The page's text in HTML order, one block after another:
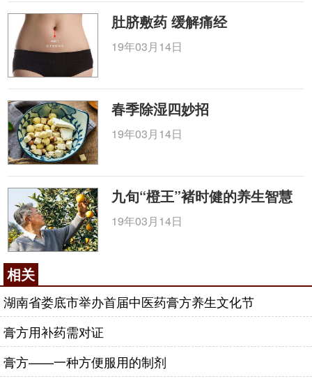
肚脐敷药 缓解痛经
19年03月14日
春季除湿四妙招
19年03月14日
九旬“橙王”褚时健的养生智慧
19年03月14日
相关
湖南省娄底市举办首届中医药膏方养生文化节
膏方用补药需对证
膏方——一种方便服用的制剂